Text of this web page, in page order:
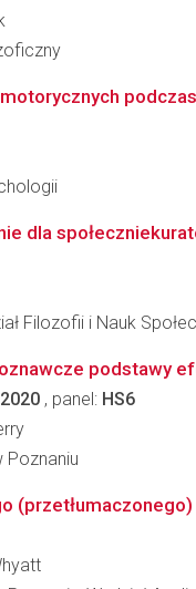
dla
Filozofii i Nauk
podstawy
, panel: HS6
Poznaniu